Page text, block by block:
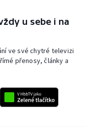
u sebe i na
ve své chytré televizi
přenosy, články a